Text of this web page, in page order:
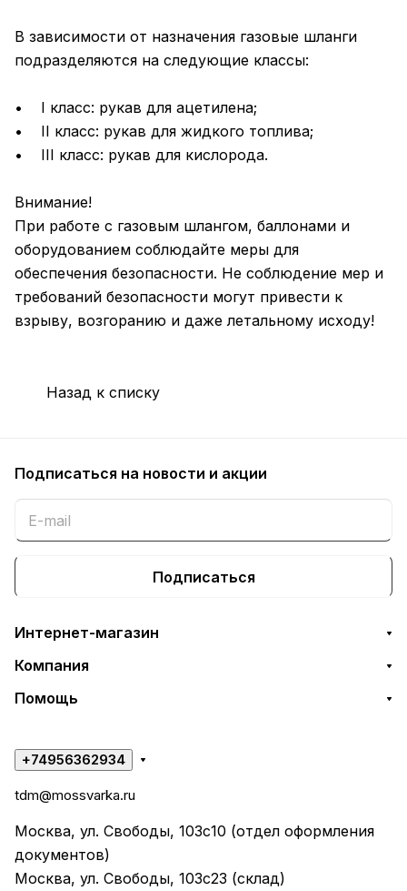
В зависимости от назначения газовые шланги
подразделяются на следующие классы:
• I класс: рукав для ацетилена;
• II класс: рукав для жидкого топлива;
• III класс: рукав для кислорода.
Внимание!
При работе с газовым шлангом, баллонами и
оборудованием соблюдайте меры для
обеспечения безопасности. Не соблюдение мер и
требований безопасности могут привести к
взрыву, возгоранию и даже летальному исходу!
Назад к списку
Подписаться на новости и акции
Подписаться
Интернет-магазин
Компания
Помощь
+74956362934
tdm@mossvarka.ru
Москва, ул. Свободы, 103с10 (отдел оформления
документов)
Москва, ул. Свободы, 103с23 (склад)